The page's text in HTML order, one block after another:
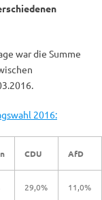
war die Summe
2016:
CDU AfD
29,0% 11,0%